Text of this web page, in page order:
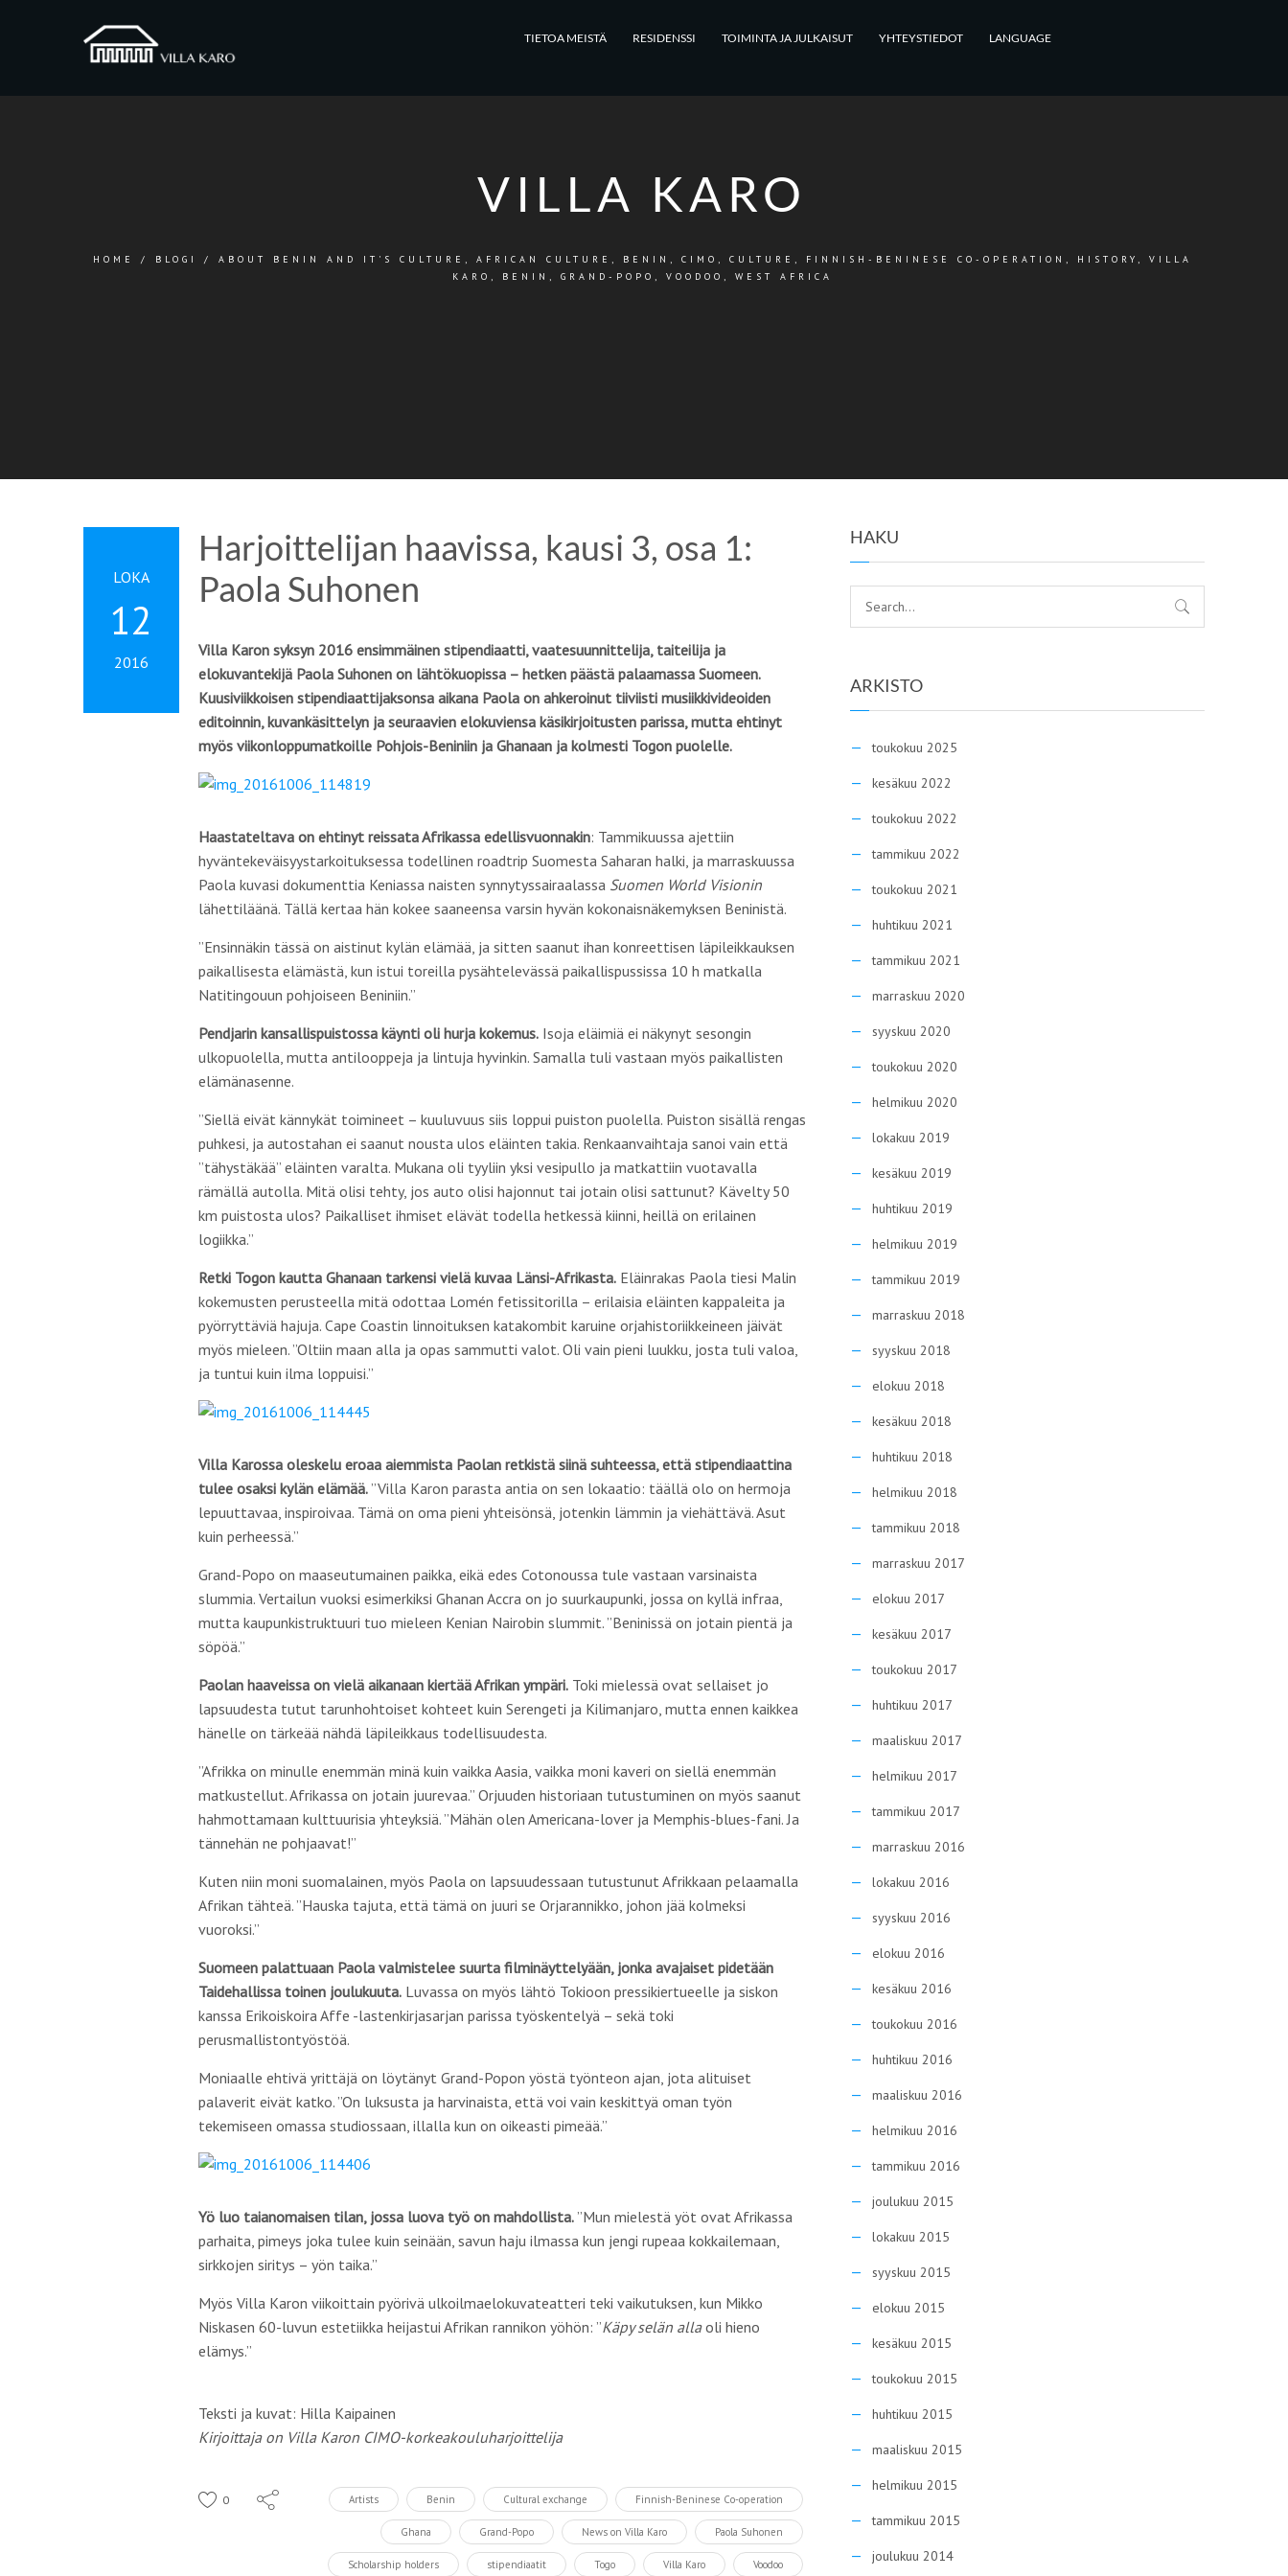
TIETOA MEISTÄ RESIDENSSI TOIMINTA JA JULKAISUT YHTEYSTIEDOT LANGUAGE
VILLA KARO
HOME / BLOGI / ABOUT BENIN AND IT'S CULTURE , AFRICAN CULTURE , BENIN , CIMO , CULTURE , FINNISH-BENINESE CO-OPERATION , HISTORY , VILLA
KARO, BENIN, GRAND-POPO , VOODOO , WEST AFRICA
LOKA
12
2016
Harjoittelijan haavissa, kausi 3, osa 1:
Paola Suhonen
Villa Karon syksyn 2016 ensimmäinen stipendiaatti, vaatesuunnittelija, taiteilija ja
elokuvantekijä Paola Suhonen on lähtökuopissa – hetken päästä palaamassa Suomeen.
Kuusiviikkoisen stipendiaattijaksonsa aikana Paola on ahkeroinut tiiviisti musiikkivideoiden
editoinnin, kuvankäsittelyn ja seuraavien elokuviensa käsikirjoitusten parissa, mutta ehtinyt
myös viikonloppumatkoille Pohjois-Beniniin ja Ghanaan ja kolmesti Togon puolelle.
Haastateltava on ehtinyt reissata Afrikassa edellisvuonnakin: Tammikuussa ajettiin
hyväntekeväisyystarkoituksessa todellinen roadtrip Suomesta Saharan halki, ja marraskuussa
Paola kuvasi dokumenttia Keniassa naisten synnytyssairaalassa Suomen World Visionin
lähettiläänä. Tällä kertaa hän kokee saaneensa varsin hyvän kokonaisnäkemyksen Beninistä.
”Ensinnäkin tässä on aistinut kylän elämää, ja sitten saanut ihan konreettisen läpileikkauksen
paikallisesta elämästä, kun istui toreilla pysähtelevässä paikallispussissa 10 h matkalla
Natitingouun pohjoiseen Beniniin.”
Pendjarin kansallispuistossa käynti oli hurja kokemus. Isoja eläimiä ei näkynyt sesongin
ulkopuolella, mutta antilooppeja ja lintuja hyvinkin. Samalla tuli vastaan myös paikallisten
elämänasenne.
”Siellä eivät kännykät toimineet – kuuluvuus siis loppui puiston puolella. Puiston sisällä rengas
puhkesi, ja autostahan ei saanut nousta ulos eläinten takia. Renkaanvaihtaja sanoi vain että
”tähystäkää” eläinten varalta. Mukana oli tyyliin yksi vesipullo ja matkattiin vuotavalla
rämällä autolla. Mitä olisi tehty, jos auto olisi hajonnut tai jotain olisi sattunut? Kävelty 50
km puistosta ulos? Paikalliset ihmiset elävät todella hetkessä kiinni, heillä on erilainen
logiikka.”
Retki Togon kautta Ghanaan tarkensi vielä kuvaa Länsi-Afrikasta. Eläinrakas Paola tiesi Malin
kokemusten perusteella mitä odottaa Lomén fetissitorilla – erilaisia eläinten kappaleita ja
pyörryttäviä hajuja. Cape Coastin linnoituksen katakombit karuine orjahistoriikkeineen jäivät
myös mieleen. ”Oltiin maan alla ja opas sammutti valot. Oli vain pieni luukku, josta tuli valoa,
ja tuntui kuin ilma loppuisi.”
Villa Karossa oleskelu eroaa aiemmista Paolan retkistä siinä suhteessa, että stipendiaattina
tulee osaksi kylän elämää.”Villa Karon parasta antia on sen lokaatio: täällä olo on hermoja
lepuuttavaa, inspiroivaa. Tämä on oma pieni yhteisönsä, jotenkin lämmin ja viehättävä. Asut
kuin perheessä.”
Grand-Popo on maaseutumainen paikka, eikä edes Cotonoussa tule vastaan varsinaista
slummia. Vertailun vuoksi esimerkiksi Ghanan Accra on jo suurkaupunki, jossa on kyllä infraa,
mutta kaupunkistruktuuri tuo mieleen Kenian Nairobin slummit. ”Beninissä on jotain pientä ja
söpöä.”
Paolan haaveissa on vielä aikanaan kiertää Afrikan ympäri. Toki mielessä ovat sellaiset jo
lapsuudesta tutut tarunhohtoiset kohteet kuin Serengeti ja Kilimanjaro, mutta ennen kaikkea
hänelle on tärkeää nähdä läpileikkaus todellisuudesta.
”Afrikka on minulle enemmän minä kuin vaikka Aasia, vaikka moni kaveri on siellä enemmän
matkustellut. Afrikassa on jotain juurevaa.” Orjuuden historiaan tutustuminen on myös saanut
hahmottamaan kulttuurisia yhteyksiä. ”Mähän olen Americana-lover ja Memphis-blues-fani. Ja
tännehän ne pohjaavat!”
Kuten niin moni suomalainen, myös Paola on lapsuudessaan tutustunut Afrikkaan pelaamalla
Afrikan tähteä. ”Hauska tajuta, että tämä on juuri se Orjarannikko, johon jää kolmeksi
vuoroksi.”
Suomeen palattuaan Paola valmistelee suurta filminäyttelyään, jonka avajaiset pidetään
Taidehallissa toinen joulukuuta. Luvassa on myös lähtö Tokioon pressikiertueelle ja siskon
kanssa Erikoiskoira Affe -lastenkirjasarjan parissa työskentelyä – sekä toki
perusmallistontyöstöä.
Moniaalle ehtivä yrittäjä on löytänyt Grand-Popon yöstä työnteon ajan, jota alituiset
palaverit eivät katko. ”On luksusta ja harvinaista, että voi vain keskittyä oman työn
tekemiseen omassa studiossaan, illalla kun on oikeasti pimeää.”
Yö luo taianomaisen tilan, jossa luova työ on mahdollista.”Mun mielestä yöt ovat Afrikassa
parhaita, pimeys joka tulee kuin seinään, savun haju ilmassa kun jengi rupeaa kokkailemaan,
sirkkojen siritys – yön taika.”
Myös Villa Karon viikoittain pyörivä ulkoilmaelokuvateatteri teki vaikutuksen, kun Mikko
Niskasen 60-luvun estetiikka heijastui Afrikan rannikon yöhön: ”Käpy selän allaoli hieno
elämys.”
Teksti ja kuvat: Hilla Kaipainen
Kirjoittaja on Villa Karon CIMO-korkeakouluharjoittelija
0 Artists Benin Cultural exchange Finnish-Beninese Co-operation
Ghana Grand-Popo News on Villa Karo Paola Suhonen
Scholarship holders stipendiaatit Togo Villa Karo Voodoo
HAKU
ARKISTO
toukokuu 2025
kesäkuu 2022
toukokuu 2022
tammikuu 2022
toukokuu 2021
huhtikuu 2021
tammikuu 2021
marraskuu 2020
syyskuu 2020
toukokuu 2020
helmikuu 2020
lokakuu 2019
kesäkuu 2019
huhtikuu 2019
helmikuu 2019
tammikuu 2019
marraskuu 2018
syyskuu 2018
elokuu 2018
kesäkuu 2018
huhtikuu 2018
helmikuu 2018
tammikuu 2018
marraskuu 2017
elokuu 2017
kesäkuu 2017
toukokuu 2017
huhtikuu 2017
maaliskuu 2017
helmikuu 2017
tammikuu 2017
marraskuu 2016
lokakuu 2016
syyskuu 2016
elokuu 2016
kesäkuu 2016
toukokuu 2016
huhtikuu 2016
maaliskuu 2016
helmikuu 2016
tammikuu 2016
joulukuu 2015
lokakuu 2015
syyskuu 2015
elokuu 2015
kesäkuu 2015
toukokuu 2015
huhtikuu 2015
maaliskuu 2015
helmikuu 2015
tammikuu 2015
joulukuu 2014